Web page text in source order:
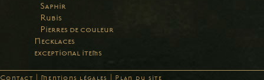
Saphir
Rubis
Pierres de couleur
Necklaces
exceptional items
Contact Mentions légales Plan du site